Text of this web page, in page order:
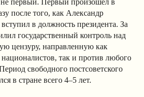
первый. Первый произошел в
после того, как Александр
в должность президента. За
государственный контроль над
цензуру, направленную как
так и против любого
свободного постсоветского
в стране всего 4–5 лет.